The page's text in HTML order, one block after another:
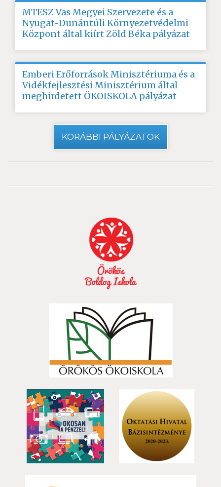
MTESZ Vas Megyei Szervezete és a
Nyugat-Dunántúli Környezetvédelmi
Központ által kiírt Zöld Béka pályázat
Emberi Erőforrások Minisztériuma és a
Vidékfejlesztési Minisztérium által
meghirdetett ÖKOISKOLA pályázat
KORÁBBI PÁLYÁZATOK